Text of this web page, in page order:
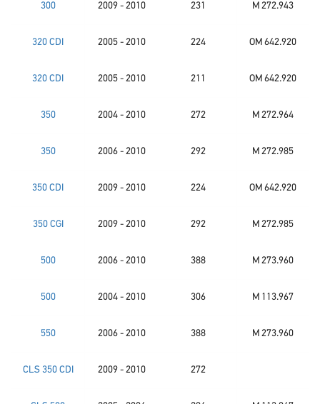
300 2009 - 2010 231 M 272.943
320 CDI 2005 - 2010 224 OM 642.920
320 CDI 2005 - 2010 211 OM 642.920
350 2004 - 2010 272 M 272.964
350 2006 - 2010 292 M 272.985
350 CDI 2009 - 2010 224 OM 642.920
350 CGI 2009 - 2010 292 M 272.985
500 2006 - 2010 388 M 273.960
500 2004 - 2010 306 M 113.967
550 2006 - 2010 388 M 273.960
CLS 350 CDI 2009 - 2010 272